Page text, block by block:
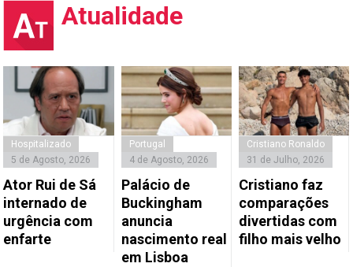
Atualidade
Hospitalizado
5 de Agosto, 2026
Ator Rui de Sá
internado de
urgência com
enfarte
Portugal
4 de Agosto, 2026
Palácio de
Buckingham
anuncia
nascimento real
em Lisboa
Cristiano Ronaldo
31 de Julho, 2026
Cristiano faz
comparações
divertidas com
filho mais velho